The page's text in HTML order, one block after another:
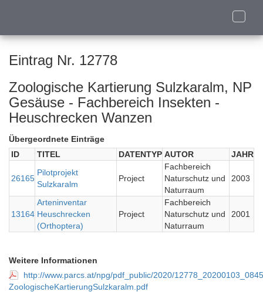
Toggle
Eintrag Nr. 12778
Zoologische Kartierung Sulzkaralm, NP
Gesäuse - Fachbereich Insekten -
Heuschrecken Wanzen
Übergeordnete Einträge
ID
TITEL DATENTYP AUTOR JAHR
26165
Pilotprojekt
Sulzkaralm
Project
Fachbereich
Naturschutz und
Naturraum
2003
13164
Arteninventar
Heuschrecken
(Orthoptera)
Project
Fachbereich
Naturschutz und
Naturraum
2001
Weitere Informationen
http://www.parcs.at/npg/pdf_public/2020/
ZoologischeKartierungSulzkaralm.pdf